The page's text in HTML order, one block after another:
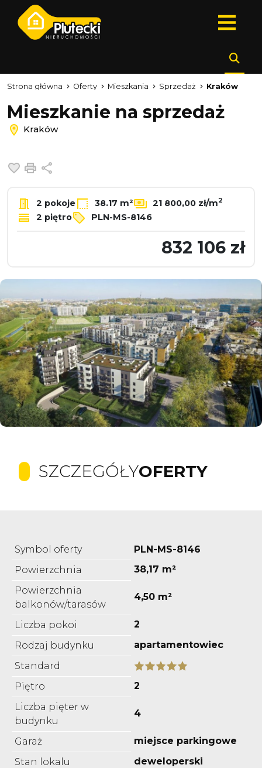
Strona główna Oferty Mieszkania Sprzedaż Kraków
Mieszkanie na sprzedaż
Kraków
Dodaj do ulubionych
Drukuj
2 pokoje 38.17 m² 21 800,00 zł/m2
2 piętro PLN-MS-8146
832 106 zł
SZCZEGÓŁYOFERTY
Symbol oferty
PLN-MS-8146
Powierzchnia
38,17 m²
Powierzchnia
balkonów/tarasów
4,50 m²
Liczba pokoi
2
Rodzaj budynku
apartamentowiec
Standard
Piętro
2
Liczba pięter w
budynku
4
Garaż
miejsce parkingowe
Stan lokalu
deweloperski